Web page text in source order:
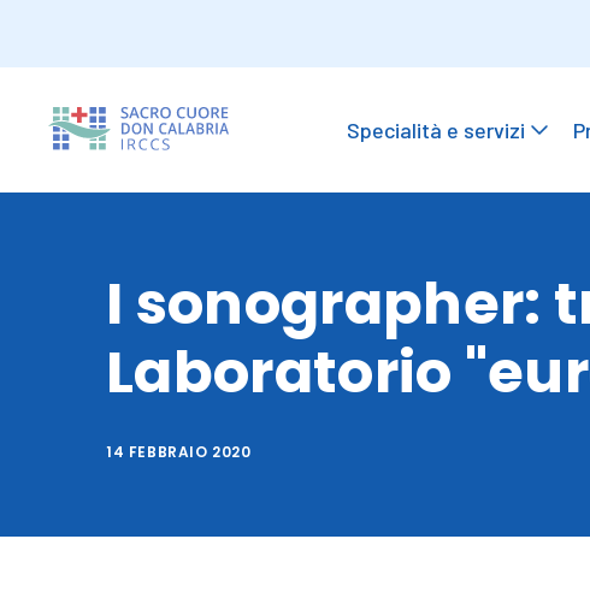
Specialità e servizi
I sonographer:
Laboratorio
14 FEBBRAIO 2020